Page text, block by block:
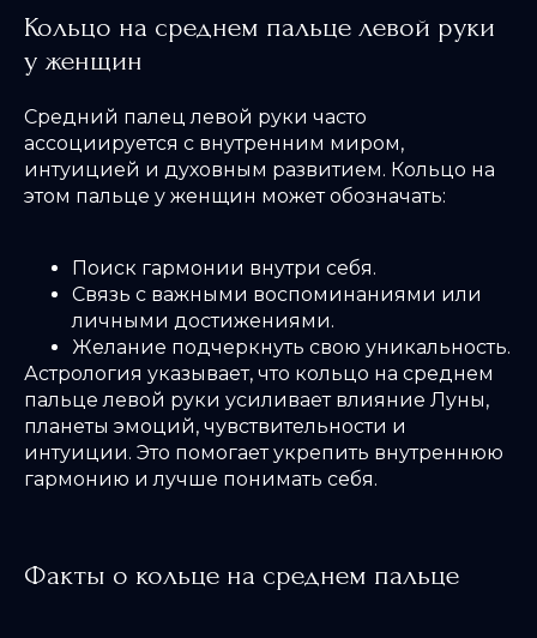
Кольцо на среднем пальце левой руки
у женщин
Средний палец левой руки часто
ассоциируется с внутренним миром,
интуицией и духовным развитием. Кольцо на
этом пальце у женщин может обозначать:
Поиск гармонии внутри себя.
Связь с важными воспоминаниями или
личными достижениями.
Желание подчеркнуть свою уникальность.
Астрология указывает, что кольцо на среднем
пальце левой руки усиливает влияние Луны,
планеты эмоций, чувствительности и
интуиции. Это помогает укрепить внутреннюю
гармонию и лучше понимать себя.
Факты о кольце на среднем пальце